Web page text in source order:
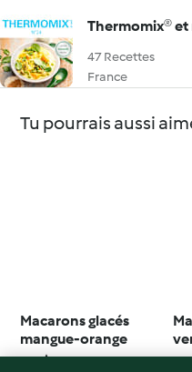
Thermomix® et
47 Recettes
France
Tu pourrais aussi
Macarons glacés
mangue-orange
4.3 (12) 3.7